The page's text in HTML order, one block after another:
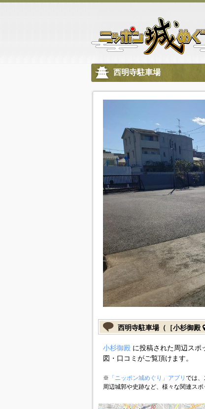
西明寺駐車場
西明寺駐車場（［小杉御殿
小杉御殿に投稿された周辺スポ
図・口コミがご覧頂けます。
※ 「ニッポン城めぐり」アプリ では、
周辺城郭や史跡など、様々な関連スポ